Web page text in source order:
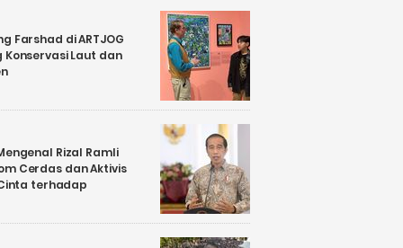
Farshad di ARTJOG
Konservasi Laut dan
Rizal Ramli
Cerdas dan Aktivis
terhadap